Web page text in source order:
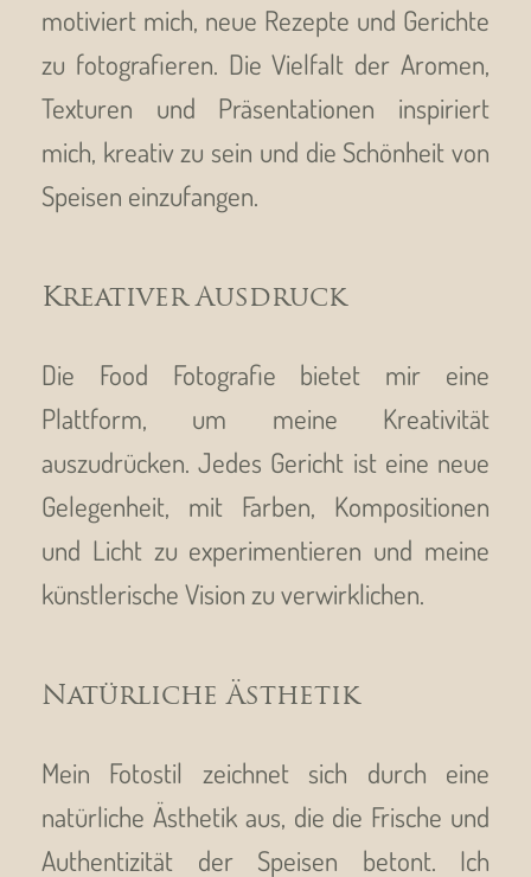
motiviert mich, neue Rezepte und Gerichte
zu fotografieren. Die Vielfalt der Aromen,
Texturen und Präsentationen inspiriert
mich, kreativ zu sein und die Schönheit von
Speisen einzufangen.
Kreativer Ausdruck
Die Food Fotografie bietet mir eine
Plattform, um meine Kreativität
auszudrücken. Jedes Gericht ist eine neue
Gelegenheit, mit Farben, Kompositionen
und Licht zu experimentieren und meine
künstlerische Vision zu verwirklichen.
Natürliche Ästhetik
Mein Fotostil zeichnet sich durch eine
natürliche Ästhetik aus, die die Frische und
Authentizität der Speisen betont. Ich